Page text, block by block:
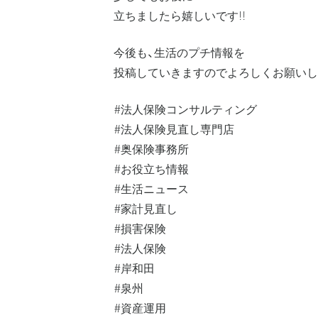
立ちましたら嬉しいです!!
今後も、生活のプチ情報を
投稿していきますのでよろしくお願い
#法人保険コンサルティング
#法人保険見直し専門店
#奥保険事務所
#お役立ち情報
#生活ニュース
#家計見直し
#損害保険
#法人保険
#岸和田
#泉州
#資産運用⁡